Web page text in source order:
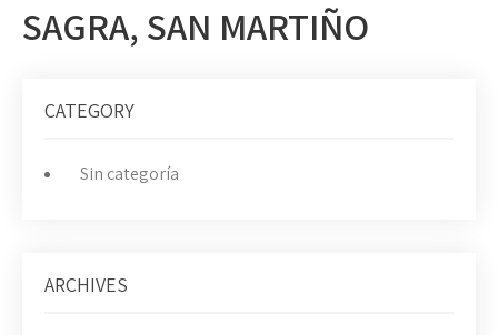
SAGRA, SAN MARTIÑO
CATEGORY
Sin categoría
ARCHIVES